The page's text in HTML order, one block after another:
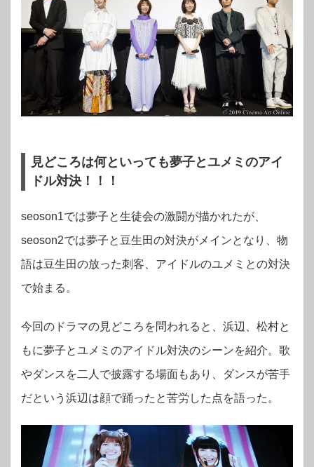
見どころは何といっても夢子とユメミのアイ
ドル対決！！！
seoson1では夢子と生徒会の激闘が描かれたが、
seoson2では夢子と豆生田の対決がメインとなり、物
語は豆生田の放った刺客、アイドルのユメミとの対決
で始まる。
今回のドラマの見どころを問われると、浜辺、松村と
もに夢子とユメミのアイドル対決のシーンを紹介。歌
やダンスを二人で披露する場面もあり、ダンスが苦手
だという浜辺は顔で踊ったと苦労した点を語った。